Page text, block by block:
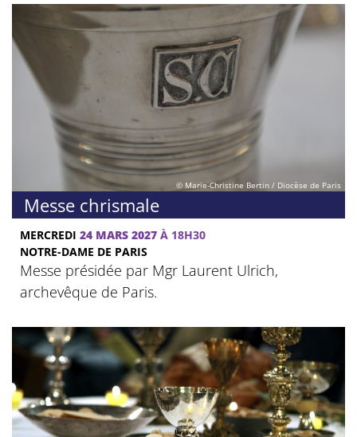
© Marie-Christine Bertin / Diocèse de Paris
Messe chrismale
MERCREDI 24 MARS 2027 À 18H30
NOTRE-DAME DE PARIS
Messe présidée par Mgr Laurent Ulrich,
archevêque de Paris.